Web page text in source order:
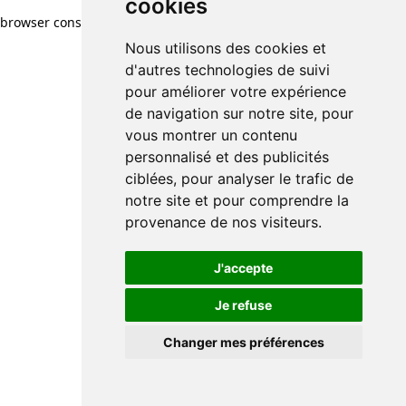
cookies
Nous utilisons des cookies et
d'autres technologies de suivi
pour améliorer votre expérience
de navigation sur notre site, pour
vous montrer un contenu
personnalisé et des publicités
ciblées, pour analyser le trafic de
notre site et pour comprendre la
provenance de nos visiteurs.
J'accepte
Je refuse
Changer mes préférences
browser console for more information)